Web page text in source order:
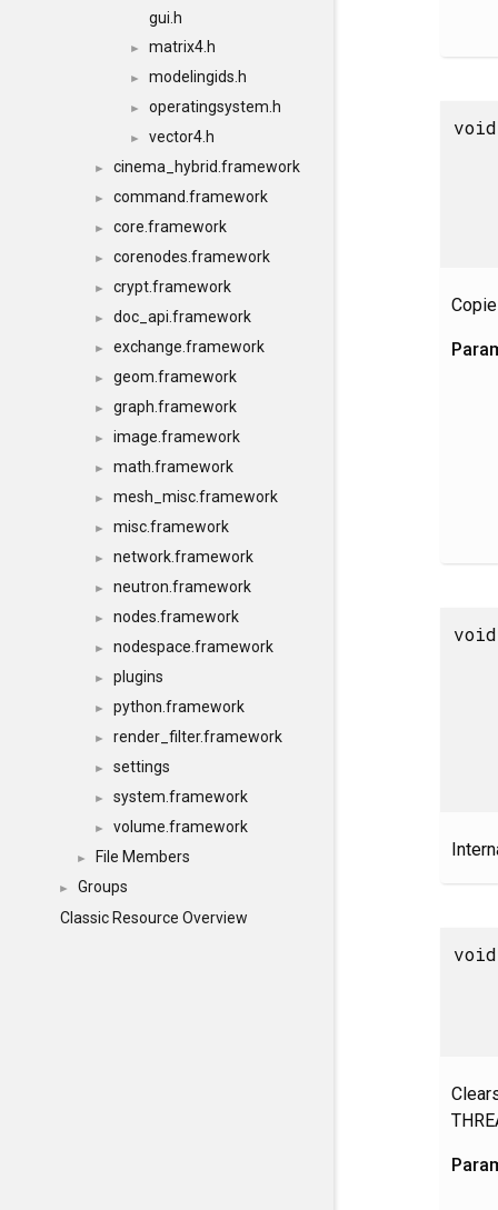
gui.h
► matrix4.h
► modelingids.h
► operatingsystem.h
► vector4.h
► cinema_hybrid.framework
► command.framework
► core.framework
► corenodes.framework
► crypt.framework
► doc_api.framework
► exchange.framework
► geom.framework
► graph.framework
► image.framework
► math.framework
► mesh_misc.framework
► misc.framework
► network.framework
► neutron.framework
► nodes.framework
► nodespace.framework
► plugins
► python.framework
► render_filter.framework
► settings
► system.framework
► volume.framework
► File Members
►
Groups
Classic Resource Overview
void
void